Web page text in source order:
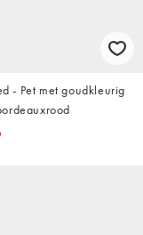
- Pet met goudkleurig